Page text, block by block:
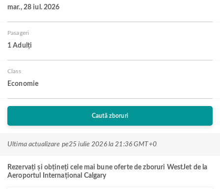
mar., 28 iul. 2026
Pasageri
1 Adulți
Class
Economie
Caută zboruri
Ultima actualizare pe25 iulie 2026 la 21:36 GMT+0
Rezervați și obțineți cele mai bune oferte de zboruri WestJet de la
Aeroportul Internațional Calgary